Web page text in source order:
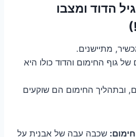
הדוד ומצבו
מתיישנים.
של גוף החימום והדוד כולו היא
ובתהליך החימום הם שוקעים
שכבה עבה של אבנית על